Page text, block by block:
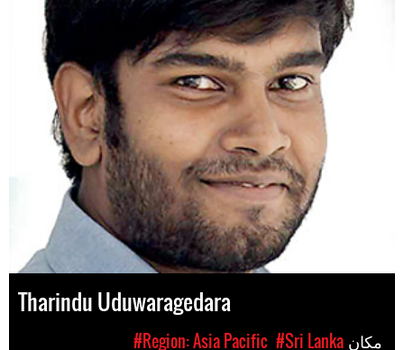
Tharindu Uduwaragedara
#Region: Asia Pacific #Sri Lanka